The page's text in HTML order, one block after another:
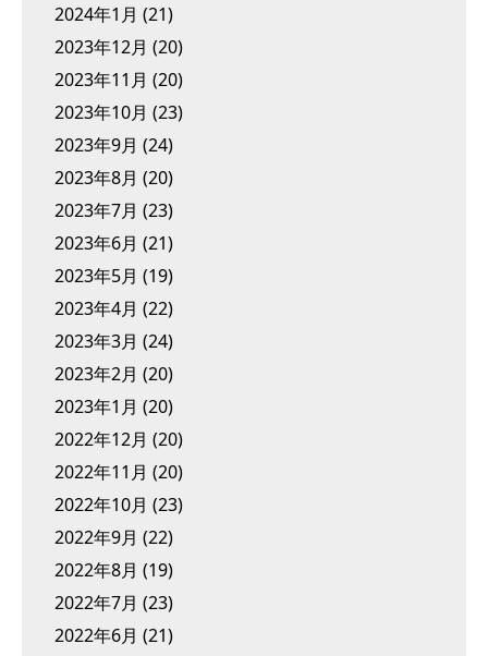
2024年1月 (21)
2023年12月 (20)
2023年11月 (20)
2023年10月 (23)
2023年9月 (24)
2023年8月 (20)
2023年7月 (23)
2023年6月 (21)
2023年5月 (19)
2023年4月 (22)
2023年3月 (24)
2023年2月 (20)
2023年1月 (20)
2022年12月 (20)
2022年11月 (20)
2022年10月 (23)
2022年9月 (22)
2022年8月 (19)
2022年7月 (23)
2022年6月 (21)